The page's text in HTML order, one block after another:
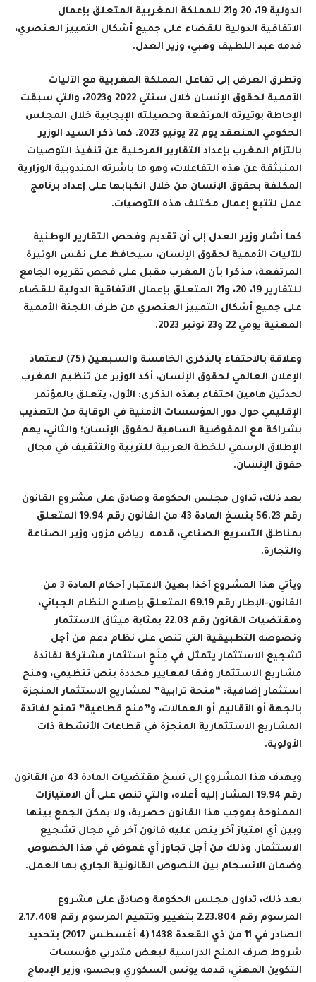
الدولية 19، 20 و21 للمملكة المغربية المتعلق بإعمال
الاتفاقية الدولية للقضاء على جميع أشكال التمييز العنصري،
قدمه عبد اللطيف وهبي، وزير العدل.
وتطرق العرض إلى تفاعل المملكة المغربية مع الآليات
الأممية لحقوق الإنسان خلال سنتي 2022 و2023، والتي سبقت
الإحاطة بوتيرته المرتفعة وحصيلته الإيجابية خلال المجلس
الحكومي المنعقد يوم 22 يونيو 2023. كما ذكر السيد الوزير
بالتزام المغرب بإعداد التقارير المرحلية عن تنفيذ التوصيات
المنبثقة عن هذه التفاعلات، وهو ما باشرته المندوبية الوزارية
المكلفة بحقوق الإنسان من خلال انكبابها على إعداد برنامج
عمل لتتبع إعمال مختلف هذه التوصيات.
كما أشار وزير العدل إلى أن تقديم وفحص التقارير الوطنية
للآليات الأممية لحقوق الإنسان، سيحافظ على نفس الوتيرة
المرتفعة، مذكرا بأن المغرب مقبل على فحص تقريره الجامع
للتقارير 19، 20، و21 المتعلق بإعمال الاتفاقية الدولية للقضاء
على جميع أشكال التمييز العنصري من طرف اللجنة الأممية
المعنية يومي 22 و23 نونبر 2023
.
وعلاقة بالاحتفاء بالذكرى الخامسة والسبعين (75) لاعتماد
الإعلان العالمي لحقوق الإنسان، أكد الوزير عن تنظيم المغرب
لحدثين هامين احتفاء بهذه الذكرى: الأول، يتعلق بالمؤتمر
الإقليمي حول دور المؤسسات الأمنية في الوقاية من التعذيب
بشراكة مع المفوضية السامية لحقوق الإنسان؛ والثاني، يهم
الإطلاق الرسمي للخطة العربية للتربية والتثقيف في مجال
حقوق الإنسان.
بعد ذلك، تداول مجلس الحكومة وصادق على مشروع القانون
رقم 56.23
بنسخ المادة 43 من القانون رقم 19.94 المتعلق
بمناطق التسريع الصناعي، قدمه رياض مزور، وزير الصناعة
والتجارة.
ويأتي هذا المشروع أخذا بعين الاعتبار أحكام المادة 3 من
القانون-الإطار رقم 69.19 المتعلق بإصلاح النظام الجبائي،
ومقتضيات القانون رقم 22.03 بمثابة ميثاق الاستثمار
ونصوصه التطبيقية التي تنص على نظام دعم من أجل
تشجيع الاستثمار يتمثل في مِنَحِ استثمار مشتركة لفائدة
مشاريع الاستثمار وفقا لمعايير محددة بنص تنظيمي، ومنح
استثمار إضافية: “منحة ترابية” لمشاريع الاستثمار المنجزة
بالجهة أو الأقاليم أو العمالات، و”منح قطاعية” تمنح لفائدة
المشاريع الاستثمارية المنجزة في قطاعات الأنشطة ذات
الأولوية.
ويهدف هذا المشروع إلى نسخ مقتضيات المادة 43 من القانون
رقم 19.94 المشار إليه أعلاه، والتي تنص على أن الامتيازات
الممنوحة بموجب هذا القانون حصرية، ولا يمكن الجمع بينها
وبين أي امتياز آخر ينص عليه قانون آخر في مجال تشجيع
الاستثمار. وذلك من أجل تجاوز أي غموض في هذا الخصوص
وضمان الانسجام بين النصوص القانونية الجاري بها العمل.
بعد ذلك، تداول مجلس الحكومة وصادق على مشروع
المرسوم رقم 2.23.804
بتغيير وتتميم المرسوم رقم 2.17.408
الصادر في 11 من ذي القعدة 1438 (4 أغسطس 2017) بتحديد
شروط صرف المنح الدراسية لبعض متدربي مؤسسات
التكوين المهني، قدمه يونس السكوري وبحسو، وزير الإدماج